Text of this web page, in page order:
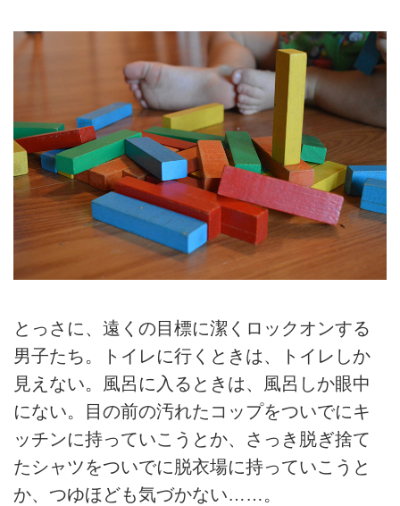
とっさに、遠くの目標に潔くロックオンする
男子たち。トイレに行くときは、トイレしか
見えない。風呂に入るときは、風呂しか眼中
にない。目の前の汚れたコップをついでにキ
ッチンに持っていこうとか、さっき脱ぎ捨て
たシャツをついでに脱衣場に持っていこうと
か、つゆほども気づかない……。